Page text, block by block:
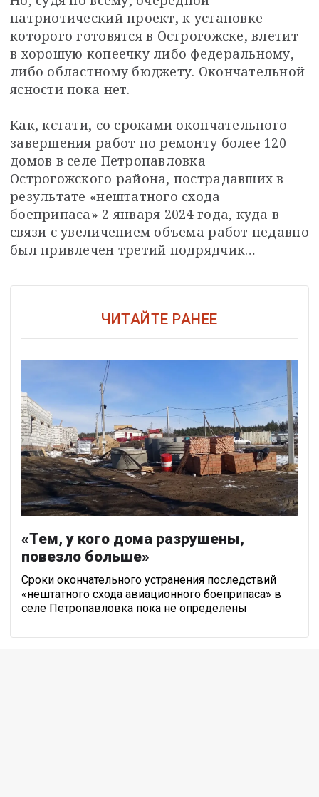
патриотический проект, к установке
которого готовятся в Острогожске, влетит
в хорошую копеечку либо федеральному,
либо областному бюджету. Окончательной
ясности пока нет.
Как, кстати, со сроками окончательного
завершения работ по ремонту более 120
домов в селе Петропавловка
Острогожского района, пострадавших в
результате «нештатного схода
боеприпаса» 2 января 2024 года, куда в
связи с увеличением объема работ недавно
был привлечен третий подрядчик…
ЧИТАЙТЕ РАНЕЕ
«Тем, у кого дома разрушены,
повезло больше»
Сроки окончательного устранения последствий
«нештатного схода авиационного боеприпаса» в
селе Петропавловка пока не определены